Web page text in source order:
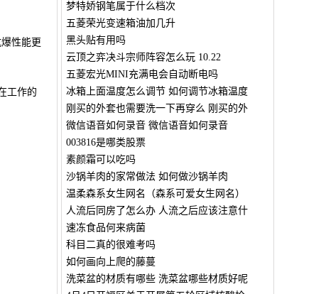
性能更
工作的
梦特娇钢笔属于什么档次
五菱荣光变速箱油加几升
黑头贴有用吗
云顶之弈决斗宗师阵容怎么玩 10.22
五菱宏光MINI充满电会自动断电吗
冰箱上面温度怎么调节 如何调节冰箱温度
刚买的外套也需要洗一下再穿么 刚买的外
微信语音如何录音 微信语音如何录音
003816是哪类股票
素颜霜可以吃吗
沙锅羊肉的家常做法 如何做沙锅羊肉
温柔森系女生网名（森系可爱女生网名）
人流后同房了怎么办 人流之后应该注意什
速冻食品何来病菌
科目二真的很难考吗
如何画向上爬的藤蔓
洗菜盆的材质有哪些 洗菜盆哪些材质好呢